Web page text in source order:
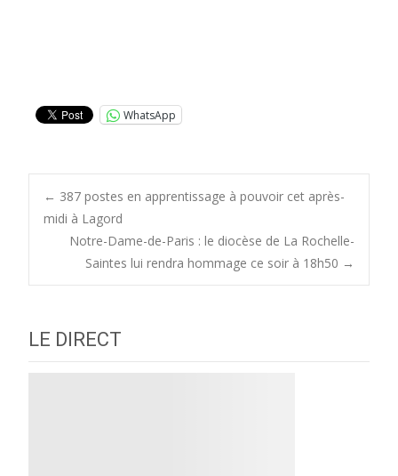
WhatsApp
Post
navigation
← 387 postes en apprentissage à pouvoir cet après-
midi à Lagord
Notre-Dame-de-Paris : le diocèse de La Rochelle-
Saintes lui rendra hommage ce soir à 18h50 →
LE DIRECT